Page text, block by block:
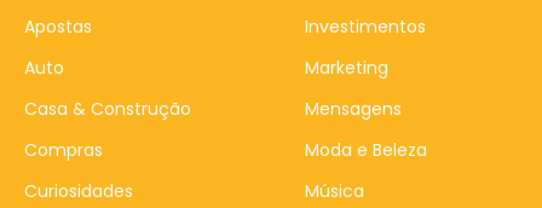
Apostas
Auto
Casa & Construção
Compras
Curiosidades
Investimentos
Marketing
Mensagens
Moda e Beleza
Música